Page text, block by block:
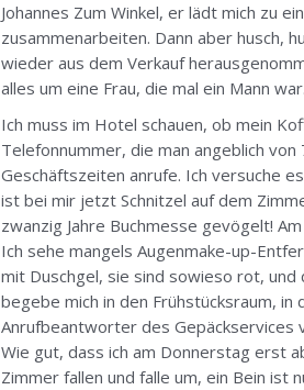
Johannes Zum Winkel, er lädt mich zu
zusammenarbeiten. Dann aber husch,
wieder aus dem Verkauf
alles um eine Frau, die mal ein Mann
Ich muss im Hotel schauen, ob mein
Telefonnummer, die man angeblich
Geschäftszeiten anrufe. Ich versuche
ist bei mir jetzt Schnitzel auf dem
zwanzig Jahre Buchmesse gevögelt!
Ich sehe mangels Augenmake-up-
mit Duschgel, sie sind sowieso rot,
begebe mich in den Frühstücksraum,
Anrufbeantworter des Gepäckservices
Wie gut, dass ich am Donnerstag erst
Zimmer fallen und falle um, ein Bein ist